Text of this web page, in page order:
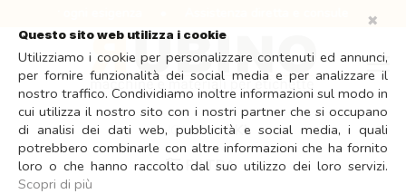
contenuti
Assistenza diretta e consulenza
HOME / OKI
FILTRA
Questo sito web utilizza i cookie
✖
Utilizziamo i cookie per personalizzare contenuti ed annunci,
per fornire funzionalità dei social media e per analizzare il
nostro traffico. Condividiamo inoltre informazioni sul modo in
cui utilizza il nostro sito con i nostri partner che si occupano
di analisi dei dati web, pubblicità e social media, i quali
potrebbero combinarle con altre informazioni che ha fornito
loro o che hanno raccolto dal suo utilizzo dei loro servizi.
Scopri di più